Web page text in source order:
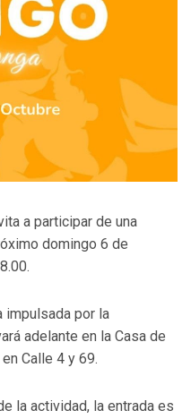
a participar de una
domingo 6 de
impulsada por la
adelante en la Casa de
Calle 4 y 69.
la actividad, la entrada es